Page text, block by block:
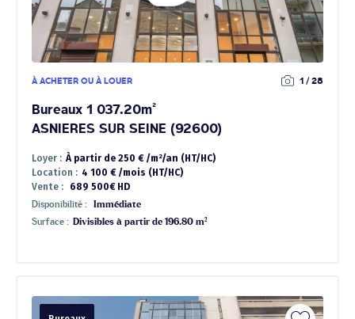
À ACHETER OU À LOUER 1 / 28
Bureaux 1 037.20m²
ASNIERES SUR SEINE (92600)
Loyer : À partir de 250 € /m²/an (HT/HC)
Location : 4 100 € /mois (HT/HC)
Vente :
689 500€ HD
Disponibilité :
Immédiate
Surface : Divisibles à partir de 196.80 m²